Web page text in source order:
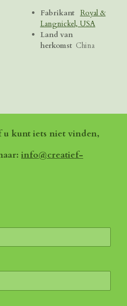
Fabrikant Royal &
Langnickel, USA
Land van
herkomst China
u kunt iets niet vinden,
info@creatief-